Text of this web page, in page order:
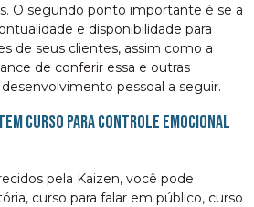
O segundo ponto importante é se a
e disponibilidade para
de seus clientes, assim como a
de conferir essa e outras
pessoal a seguir.
tem curso para controle emocional
pela Kaizen, você pode
curso para falar em público, curso